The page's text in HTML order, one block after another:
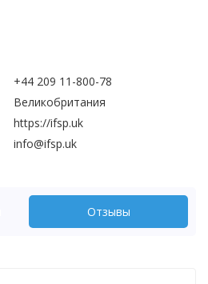
+44 209 11-800-78
Великобритания
https://ifsp.uk
info@ifsp.uk
Отзывы